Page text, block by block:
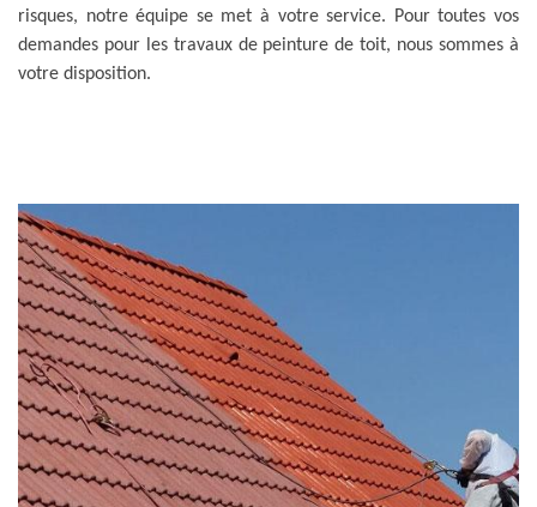
risques, notre équipe se met à votre service. Pour toutes vos
demandes pour les travaux de peinture de toit, nous sommes à
votre disposition.